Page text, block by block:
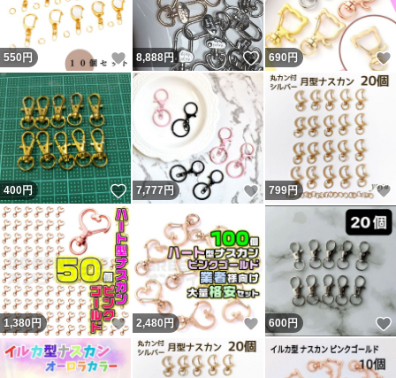
550 円 いいね！
8,888円 いいね！
690 円
400円 いいね！
7,777円 いいね！
799円
1,380円 いいね！
2,480 円 いいね！
600円